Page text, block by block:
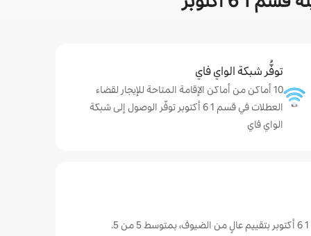
توفُّر شبكة الواي فاي
10 أماكن من أماكن الإقامة المتاحة للإيجار لقضاء
العطلات في قسم 1 6 أكتوبر توفّر الوصول إلى شبكة
الواي فاي